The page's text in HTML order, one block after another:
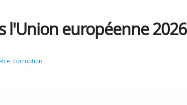
l'Union européenne 2026
, corruption